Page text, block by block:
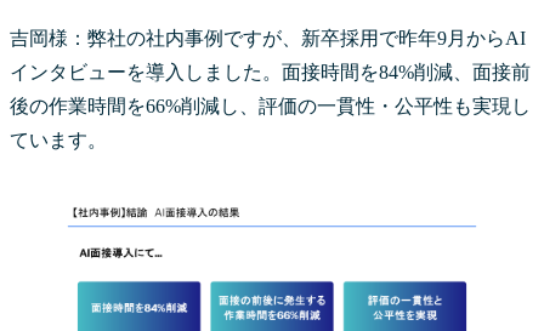
吉岡様：弊社の社内事例ですが、新卒採用で昨年9月からAI
インタビューを導入しました。面接時間を84%削減、面接前
後の作業時間を66%削減し、評価の一貫性・公平性も実現し
ています。